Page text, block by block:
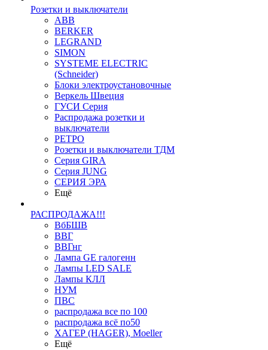
Розетки и выключатели
ABB
BERKER
LEGRAND
SIMON
SYSTEME ELECTRIC
(Schneider)
Блоки электроустановочные
Веркель Швеция
ГУСИ Серия
Распродажа розетки и
выключатели
РЕТРО
Розетки и выключатели ТДМ
Серия GIRA
Серия JUNG
СЕРИЯ ЭРА
Ещё
РАСПРОДАЖА!!!
ВбБШВ
ВВГ
ВВГнг
Лампа GE галогенн
Лампы LED SALE
Лампы КЛЛ
НУМ
ПВС
распродажа все по 100
распродажа всё по50
ХАГЕР (HAGER), Moeller
Ещё